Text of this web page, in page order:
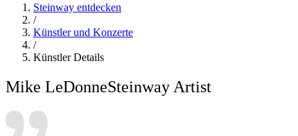
Steinway entdecken
/
Künstler und Konzerte
/
Künstler Details
Mike LeDonneSteinway Artist